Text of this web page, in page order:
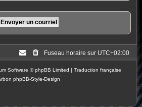
Fuseau horaire sur UTC+02:00
Software © phpBB Limited | Traduction française
phpBB-Style-Design